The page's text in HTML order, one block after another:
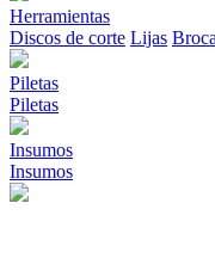
Herramientas
Discos de corte Lijas
Piletas
Piletas
Insumos
Insumos